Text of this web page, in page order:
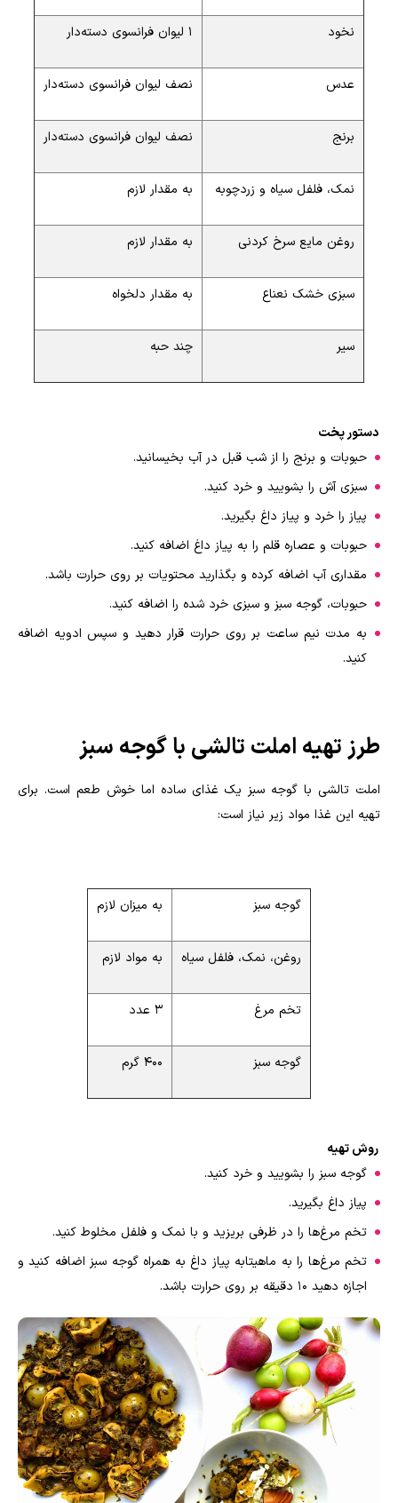
نخود ۱ لیوان فرانسوی دسته‌دار
عدس نصف لیوان فرانسوی دسته‌دار
برنج نصف لیوان فرانسوی دسته‌دار
نمک، فلفل سیاه و زردچوبه به مقدار لازم
روغن مایع سرخ کردنی به مقدار لازم
سبزی خشک نعناع به مقدار دلخواه
سیر چند حبه
دستور پخت
حبوبات و برنج را از شب قبل در آب بخیسانید.
سبزی آش را بشویید و خرد کنید.
پیاز را خرد و پیاز داغ بگیرید.
حبوبات و عصاره قلم را به پیاز داغ اضافه کنید.
مقداری آب اضافه کرده و بگذارید محتویات بر روی حرارت باشد.
حبوبات، گوجه سبز و سبزی خرد شده را اضافه کنید.
به مدت نیم ساعت بر روی حرارت قرار دهید و سپس ادویه اضافه
کنید.
طرز تهیه املت تالشی با گوجه سبز
املت تالشی با گوجه سبز یک غذای ساده اما خوش طعم است. برای
تهیه این غذا مواد زیر نیاز است:
گوجه سبز به میزان لازم
روغن، نمک، فلفل سیاه به مواد لازم
تخم مرغ ۳ عدد
گوجه سبز ۴۰۰ گرم
روش تهیه
گوجه سبز را بشویید و خرد کنید.
پیاز داغ بگیرید.
تخم مرغ‌ها را در ظرفی بریزید و با نمک و فلفل مخلوط کنید.
تخم مرغ‌ها را به ماهیتابه پیاز داغ به همراه گوجه سبز اضافه کنید و
اجازه دهید 10 دقیقه بر روی حرارت باشد.